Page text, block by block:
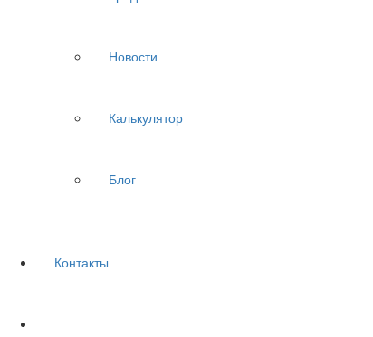
Новости
Калькулятор
Блог
Контакты